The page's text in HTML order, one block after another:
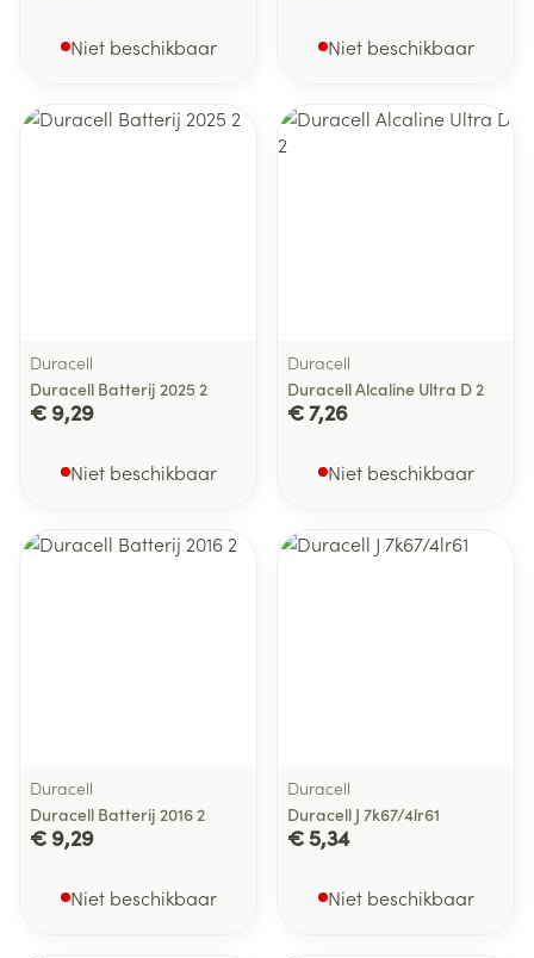
Niet beschikbaar Niet beschikbaar
Duracell
Duracell Batterij 2025 2
€ 9,29
Niet beschikbaar
Duracell
Duracell Alcaline Ultra D 2
€ 7,26
Niet beschikbaar
Duracell
Duracell Batterij 2016 2
€ 9,29
Niet beschikbaar
Duracell
Duracell J 7k67/4lr61
€ 5,34
Niet beschikbaar